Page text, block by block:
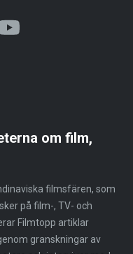
om film,
filmsfären, som
på film-, TV- och
Filmtopp artiklar
granskningar av